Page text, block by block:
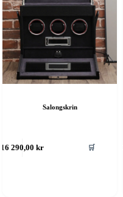
Salongskrin
16 290,00 kr 🛒